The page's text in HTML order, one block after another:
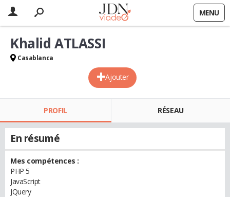
MENU
Ajouter
Khalid ATLASSI
Casablanca
PROFIL RÉSEAU
En résumé
Mes compétences :
PHP 5
JavaScript
JQuery